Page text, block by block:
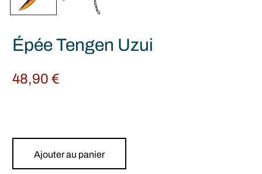
Épée Tengen Uzui
48,90€
Ajouter au panier